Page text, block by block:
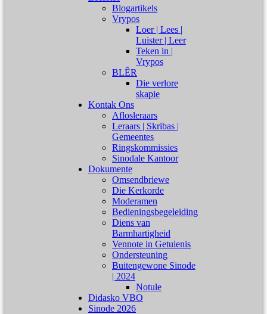
Blogartikels
Vrypos
Loer | Lees |
Luister | Leer
Teken in |
Vrypos
BLÊR
Die verlore
skapie
Kontak Ons
Aflosleraars
Leraars | Skribas |
Gemeentes
Ringskommissies
Sinodale Kantoor
Dokumente
Omsendbriewe
Die Kerkorde
Moderamen
Bedieningsbegeleiding
Diens van
Barmhartigheid
Vennote in Getuienis
Ondersteuning
Buitengewone Sinode
| 2024
Notule
Didasko VBO
Sinode 2026